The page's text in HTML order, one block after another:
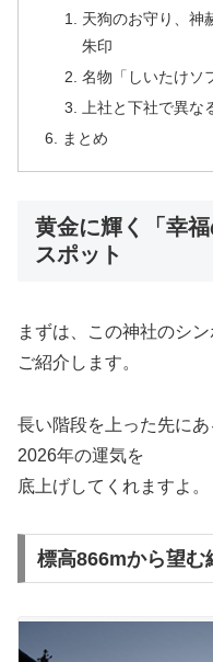
天狗のお守り、神
朱印
名物「しいたけソ
上社と下社で異
まとめ
黄金に輝く「幸
スポット
まずは、この神社のシ
ご紹介します。
長い階段を上った先に
2026年の運気を
底上げしてくれますよ。
標高866mから望む